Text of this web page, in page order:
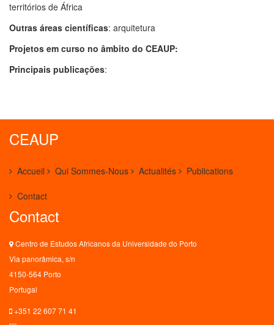
territórios de África
Outras áreas científicas: arquitetura
Projetos em curso no âmbito do CEAUP:
Principais publicações:
CEAUP
Accueil Qui Sommes-Nous Actualités Publications
Contact
Contact
Centro de Estudos Africanos da Universidade do Porto
Via panorâmica, s/n
4150-564 Porto
Portugal
+351 22 607 71 41